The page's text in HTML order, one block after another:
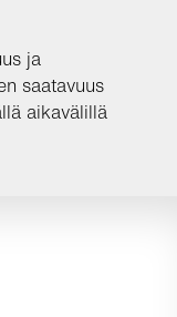
ja
saatavuus
aikavälillä